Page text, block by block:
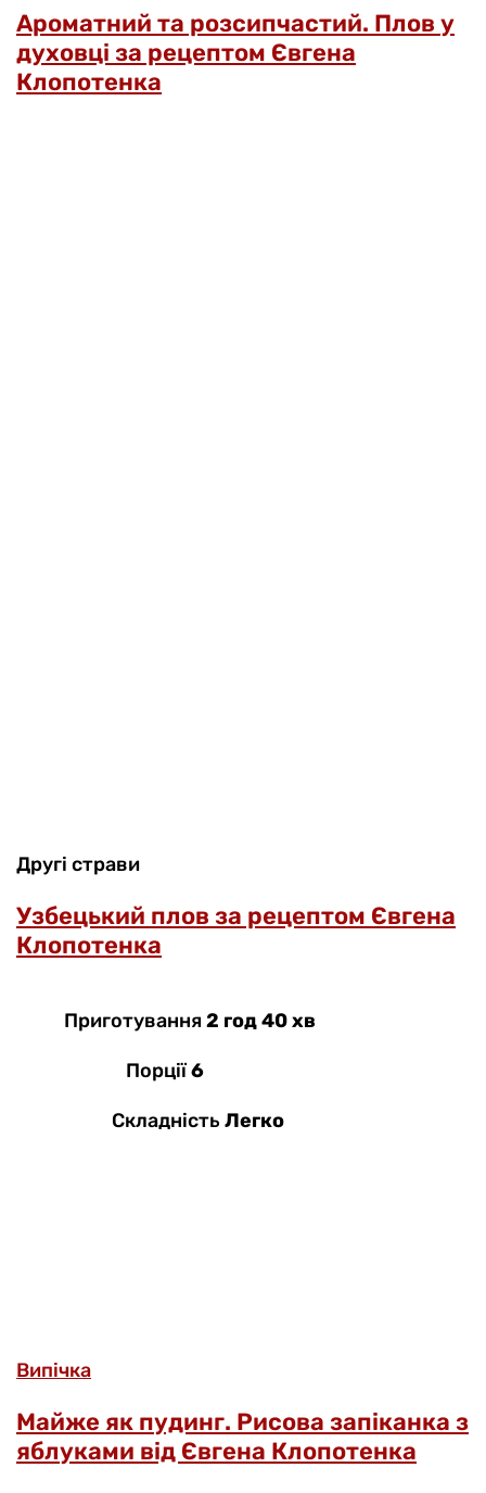
Ароматний та розсипчастий. Плов у
духовці за рецептом Євгена
Клопотенка
Другі страви
Узбецький плов за рецептом Євгена
Клопотенка
Приготування2 год 40 хв
Порції6
Складність Легко
Випічка
Майже як пудинг. Рисова запіканка з
яблуками від Євгена Клопотенка